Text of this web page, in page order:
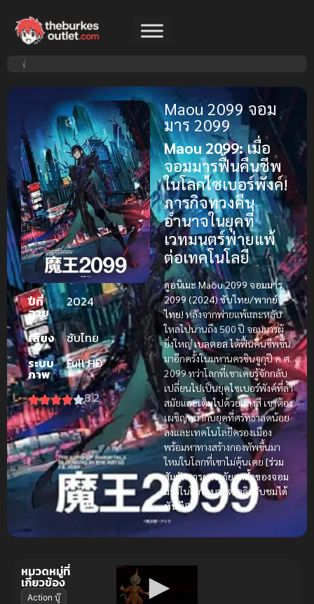
ปีที่
ฉาย
2024
เสียง
ซับไทย
ระบบ
ภาพ
Full HD
8.2
Maou 2099 จอม
มาร 2099
Maou 2099:เมื่อ
จอมมารฟื้นคืนชีพ
ในโลกไซเบอร์พังค์!
ภารกิจทวงคืน
อำนาจในยุคที่
เวทมนตร์พ่ายแพ้
ต่อเทคโนโลยี
ดูอนิเมะ Maou 2099 จอมมาร
2099 (2024) ซับไทย/พากย์
ไทย!หลังจากพ่ายแพ้และหลับ
ใหลไปนานถึง 500 ปี จอมมารผู้
ยิ่งใหญ่เบลตอลได้ฟื้นคืนชีพขึ้น
มาอีกครั้งในมหานครชินจูกุปี ค.ศ.
2099 ทว่าโลกที่เขาเคยรู้จักกลับ
เปลี่ยนไปเป็นยุคไซเบอร์พังค์ที่ล้ำ
สมัยและเต็มไปด้วยแสงสี เขาต้อง
เผชิญหน้ากับยุคที่ศรัทธาลดน้อย
ลงและเทคโนโลยีครองเมือง
พร้อมหาทางสร้างกองทัพขึ้นมา
ใหม่ในโลกที่เขาไม่คุ้นเคย[ร่วม
สัมผัสการผจญภัยสุดล้ำของจอม
มารในโลกอนาคต คลิกรับชมได้
ทันที!]
หมวดหมู่ที่
เกี่ยวข้อง
Action บู๊